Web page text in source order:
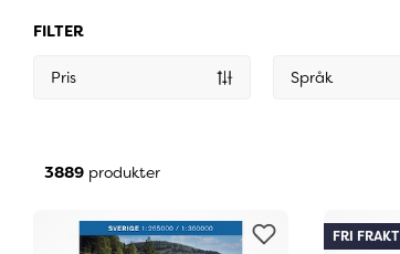
FILTER
Pris Språk
3889 produkter
FRI FRAKT